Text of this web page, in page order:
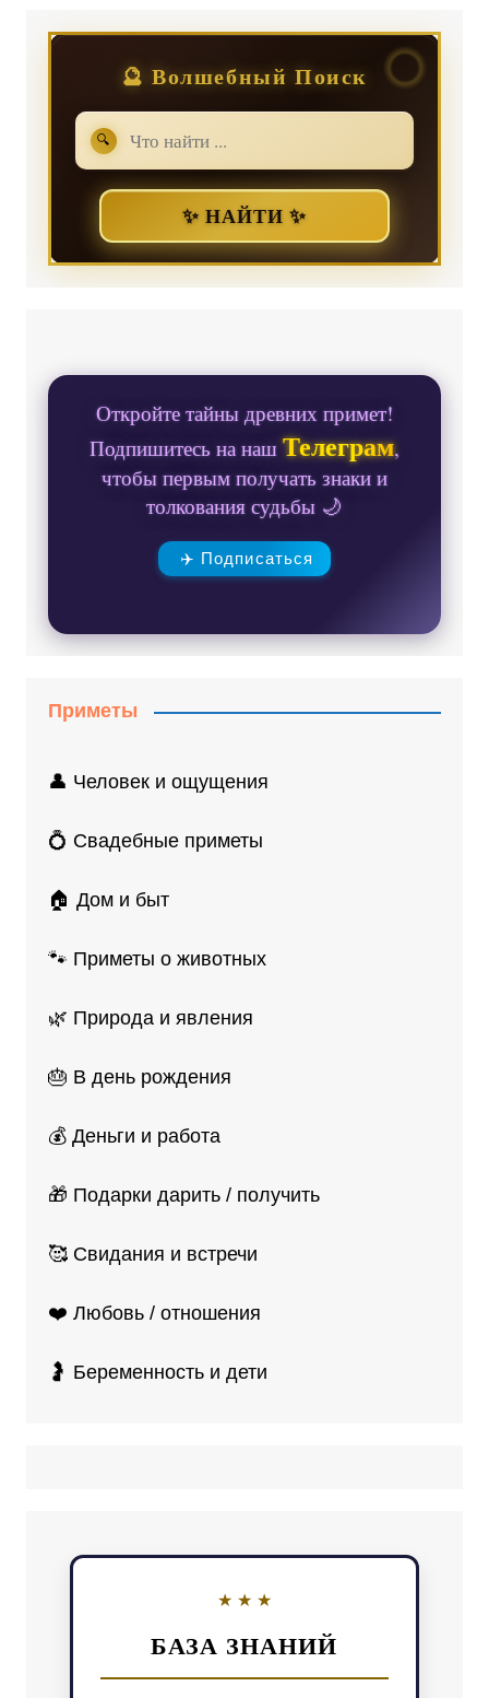
🔮 Волшебный Поиск
🔍
✨ НАЙТИ ✨
Откройте тайны древних примет!
Подпишитесь на нашТелеграм,
чтобы первым получать знаки и
толкования судьбы 🌙
✈️ Подписаться
Приметы
👤 Человек и ощущения
💍 Свадебные приметы
🏠 Дом и быт
🐾 Приметы о животных
🌿 Природа и явления
🎂 В день рождения
💰 Деньги и работа
🎁 Подарки дарить / получить
🥰 Свидания и встречи
❤️ Любовь / отношения
🤰 Беременность и дети
БАЗА ЗНАНИЙ